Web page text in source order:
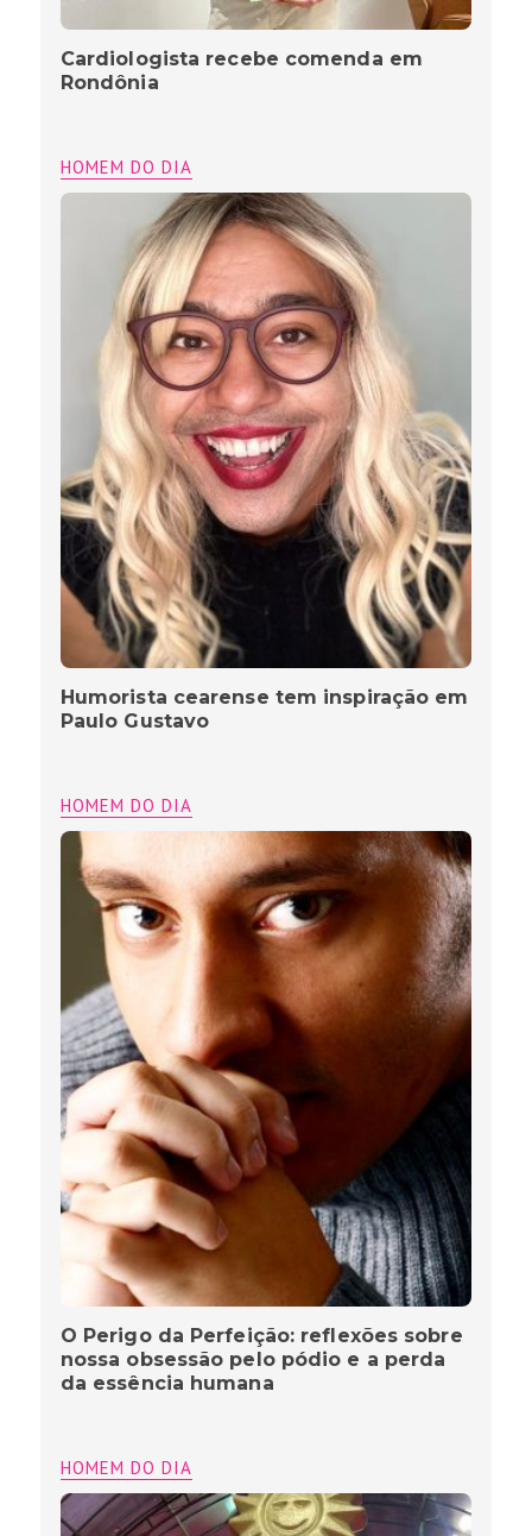
Cardiologista recebe comenda em
Rondônia
HOMEM DO DIA
Humorista cearense tem inspiração em
Paulo Gustavo
HOMEM DO DIA
O Perigo da Perfeição: reflexões sobre
nossa obsessão pelo pódio e a perda
da essência humana
HOMEM DO DIA